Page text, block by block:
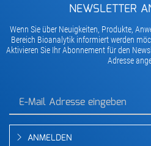
NEWSLETTER
Wenn Sie über Neuigkeiten, Produkte,
Bereich Bioanalytik informiert werden
Aktivieren Sie Ihr Abonnement für den
Adresse
ANMELDEN